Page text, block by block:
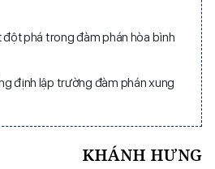
đột phá trong đàm phán hòa bình
định lập trường đàm phán xung
KHÁNH HƯNG